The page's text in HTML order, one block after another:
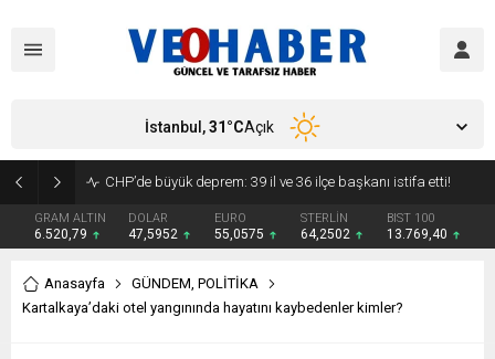
GRAM ALTIN
6.520,79
DOLAR
47,5952
EURO
55,0575
STERLİN
64,2502
BIST 100
13.769,40
İstanbul,31°CAçık
Anasayfa GÜNDEM, POLİTİKA
Kartalkaya’daki otel yangınında hayatını kaybedenler kimler?